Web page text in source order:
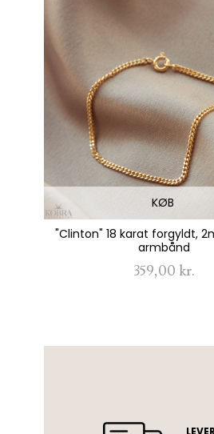
KØB
"Clinton" 18 karat forgyldt,
armbånd
359,00 kr.